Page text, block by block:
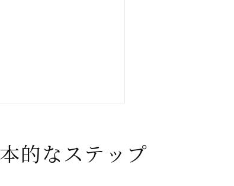
的なステップ